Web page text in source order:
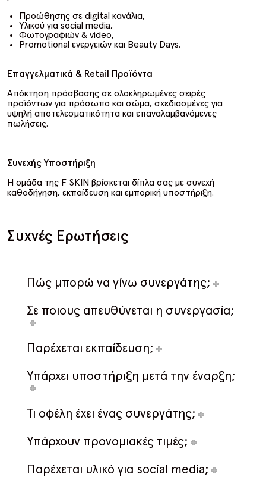
Προώθησης σε digital κανάλια,
Υλικού για social media,
Φωτογραφιών & video,
Promotional ενεργειών και Beauty Days.
Επαγγελματικά & Retail Προϊόντα
Απόκτηση πρόσβασης σε ολοκληρωμένες σειρές
προϊόντων για πρόσωπο και σώμα, σχεδιασμένες για
υψηλή αποτελεσματικότητα και επαναλαμβανόμενες
πωλήσεις.
Συνεχής Υποστήριξη
Η ομάδα της F SKIN βρίσκεται δίπλα σας με συνεχή
καθοδήγηση, εκπαίδευση και εμπορική υποστήριξη.
Συχνές Ερωτήσεις
Πώς μπορώ να γίνω συνεργάτης;
Σε ποιους απευθύνεται η συνεργασία;
Παρέχεται εκπαίδευση;
Υπάρχει υποστήριξη μετά την έναρξη;
Τι οφέλη έχει ένας συνεργάτης;
Υπάρχουν προνομιακές τιμές;
Παρέχεται υλικό για social media;